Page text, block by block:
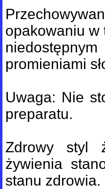
opakowaniu w
promieniami
Uwaga: Nie
preparatu.
Zdrowy styl
żywienia
stanu zdrowia.